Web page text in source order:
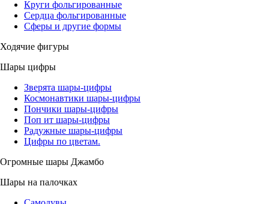
Круги фольгированные
Сердца фольгированные
Сферы и другие формы
Ходячие фигуры
Шары цифры
Зверята шары-цифры
Космонавтики шары-цифры
Пончики шары-цифры
Поп ит шары-цифры
Радужные шары-цифры
Цифры по цветам.
Огромные шары Джамбо
Шары на палочках